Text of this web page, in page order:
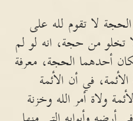
لا تقوم لله على
تخلو من حجة، انه لو لم
أحدهما الحجة، معرفة
في أن الأئمة
ولاة أمر الله وخزنة